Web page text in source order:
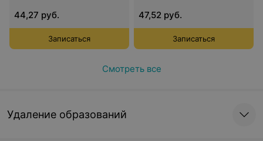
44,27 руб.
Записаться
47,52 руб.
Записаться
Смотреть все
Удаление образований